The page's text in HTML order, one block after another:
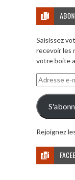
Saisissez
recevoir les
votre boite
Adresse
e-
mail
Rejoignez